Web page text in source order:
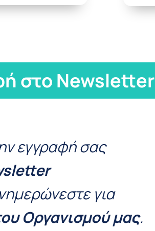
στο Newsletter
εγγραφή σας
για
Οργανισμού μας.